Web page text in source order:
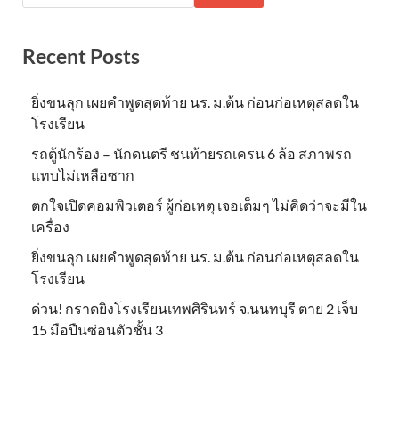
Recent Posts
ยิ่งขนลุก เผยคำพูดสุดท้าย นร. ม.ต้น ก่อนก่อเหตุสลดใน
โรงเรียน
รถตู้นักร้อง – นักดนตรี ชนท้ายรถเครน 6 ล้อ สภาพรถ
แทบไม่เหลือซาก
ตกใจเปิดคอมพิวเตอร์ ผู้ก่อเหตุ เจอเต็มๆ ไม่คิดว่าจะมีใน
เครื่อง
ยิ่งขนลุก เผยคำพูดสุดท้าย นร. ม.ต้น ก่อนก่อเหตุสลดใน
โรงเรียน
ด่วน! กราดยิงโรงเรียนเทพศิรินทร์ จ.นนทบุรี ตาย 2 เจ็บ
15 มือปืนซ่อนตัวชั้น 3